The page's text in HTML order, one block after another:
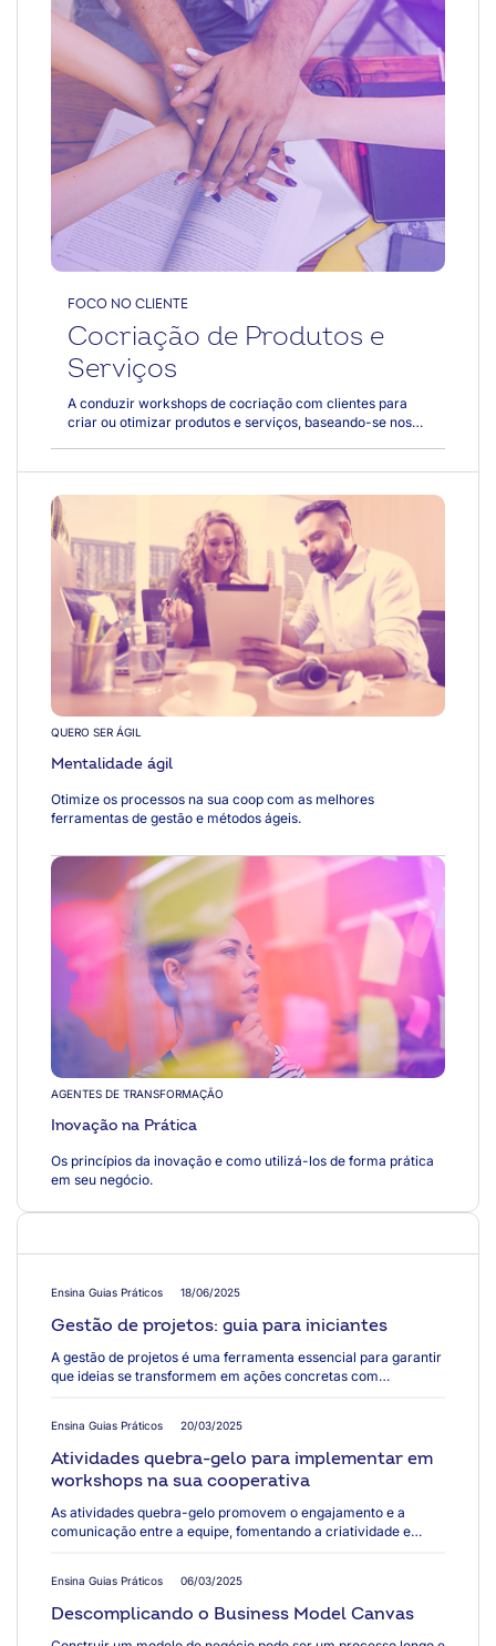
InovaCoop Videocast: Design Thinking
e inovação cooperativista, com Hellen
Beck
InovaCoop Videocast: a jornada de
inovação da Unimed-BH, com
Frederico Peret
InovaCoop Videocast: inteligência
artificial, inovação e futuro do trabalho,
com Gil Giardelli
FOCO NO CLIENTE
Cocriação de Produtos e
Serviços
A conduzir workshops de cocriação com clientes para
criar ou otimizar produtos e serviços, baseando-se nos
QUERO SER ÁGIL
Mentalidade ágil
Otimize os processos na sua coop com as melhores
ferramentas de gestão e métodos ágeis.
AGENTES DE TRANSFORMAÇÃO
Inovação na Prática
Os princípios da inovação e como utilizá-los de forma prática
em seu negócio.
Ensina Guias Práticos 18/06/2025
Gestão de projetos: guia para iniciantes
A gestão de projetos é uma ferramenta essencial para garantir
que ideias se transformem em ações concretas com
cooperativa pode planejar melhor, distribuir tarefas de forma
eficiente, reduzir riscos e aumentar a produtividade. Mas, para
aplicar uma boa gestão de projetos, é importante entender os
conceitos básicos, conhecer as metodologias disponíveis e
saber como colocá-las em prática de acordo com o perfil da
sua equipe e os objetivos do seu projeto. O que vou aprender?
de processos, quais metodologias aplicar (como PMBOK,
realidade e como colocar tudo isso em prática na sua
cooperativa com um passo a passo simples e direto.
Ensina Guias Práticos 20/03/2025
Atividades quebra-gelo para implementar em
workshops na sua cooperativa
As atividades quebra-gelo promovem o engajamento e a
comunicação entre a equipe, fomentando a criatividade e
participantes e focar no aproveitamento de workshops e
eventos, buscando pontos de melhora e feedbacks. Mas, para
que as dinâmicas quebra-gelo sejam benéficas para a sua
Ensina Guias Práticos 06/03/2025
Descomplicando o Business Model Canvas